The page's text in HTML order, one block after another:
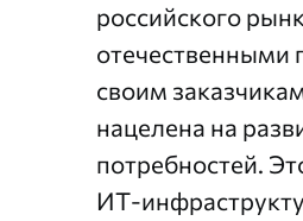
российского
отечественными
своим
нацелена на
потребностей.
ИТ-